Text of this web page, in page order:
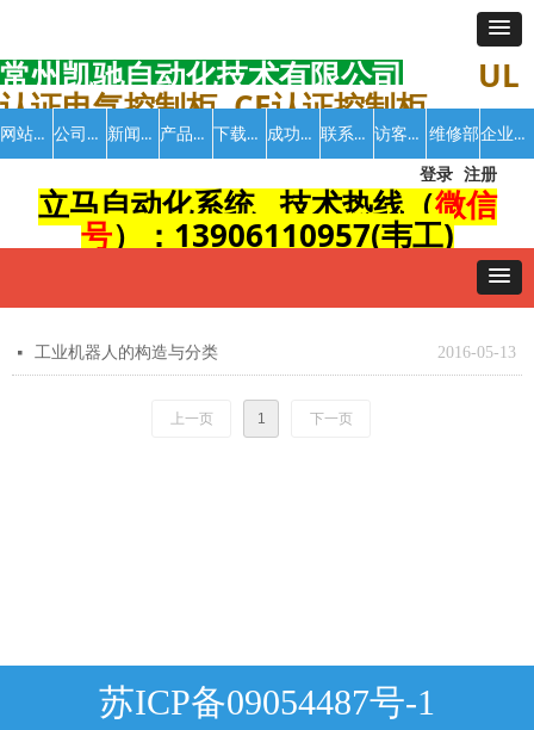
常州凯驰自动化技术有限公司 UL
认证电气控制柜 CE认证控制柜
网站首页 公司介绍 新闻中心 产品中心 下载中心 成功案例 联系我们 访客留言 维修部 企业招聘
登录 注册
2016-05-13
넷 工业机器人的构造与分类
上一页 1 下一页
立马自动化系统 技术热线（微信
号）：13906110957(韦工)
苏ICP备09054487号-1